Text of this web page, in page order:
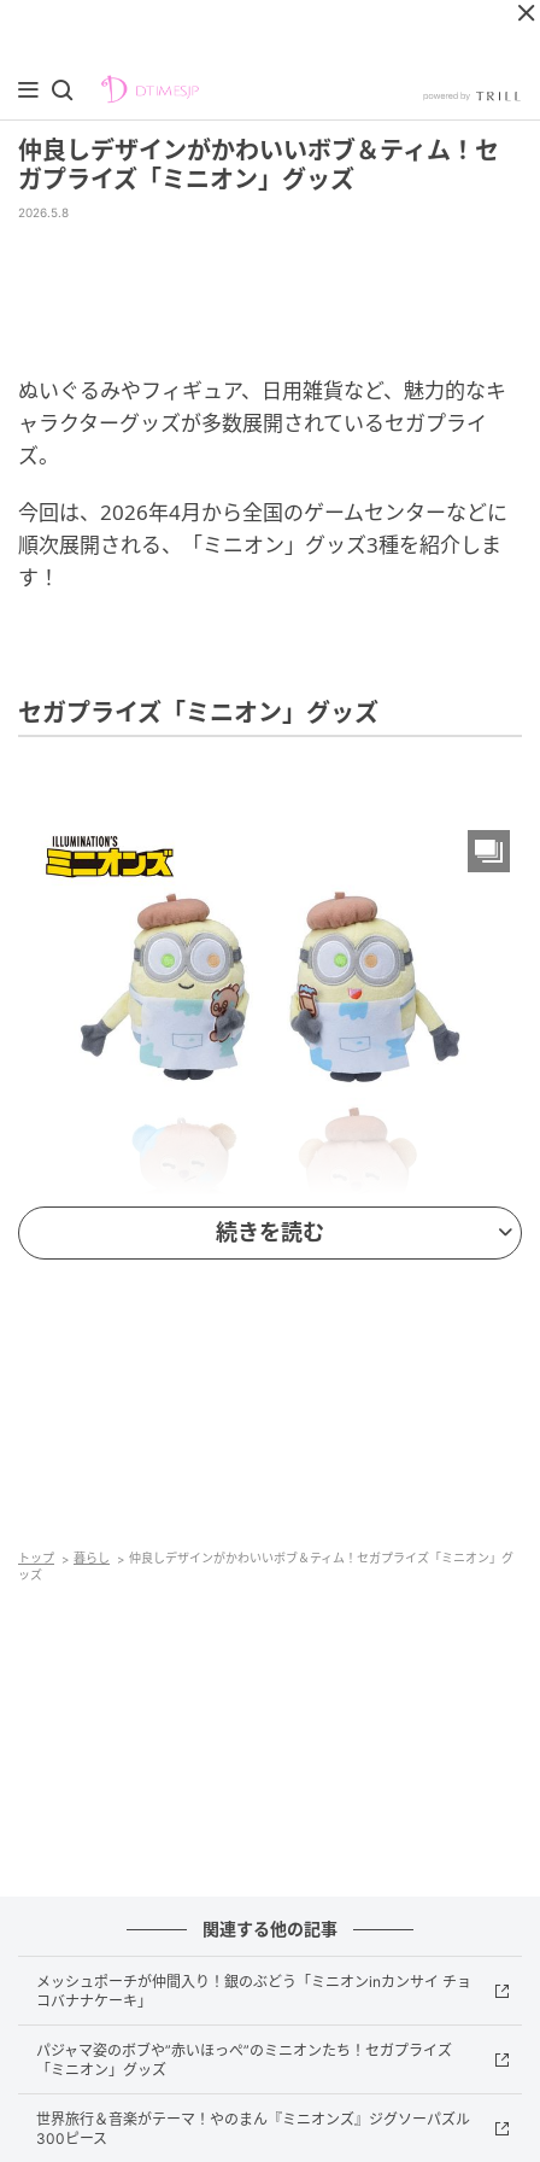
仲良しデザインがかわいいボブ＆ティム！セ
ガプライズ「ミニオン」グッズ
2026.5.8
ぬいぐるみやフィギュア、日用雑貨など、魅力的なキ
ャラクターグッズが多数展開されているセガプライ
ズ。
今回は、2026年4月から全国のゲームセンターなどに
順次展開される、「ミニオン」グッズ3種を紹介しま
す！
セガプライズ「ミニオン」グッズ
続きを読む
トップ 暮らし
仲良しデザインがかわいいボブ＆ティム！セガプライズ「ミニオン」グ
ッズ
関連する他の記事
メッシュポーチが仲間入り！銀のぶどう「ミニオンinカンサイ チョ
コバナナケーキ」
パジャマ姿のボブや”赤いほっぺ”のミニオンたち！セガプライズ
「ミニオン」グッズ
世界旅行＆音楽がテーマ！やのまん『ミニオンズ』ジグソーパズル
300ピース